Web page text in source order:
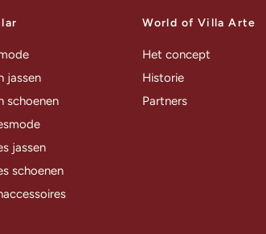
jassen
schoenen
jassen
schoenen
World of Villa Arte
Het concept
Historie
Partners